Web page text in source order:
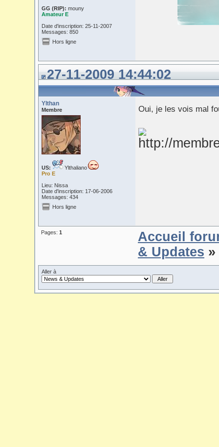
GG (RIP): mouny
Amateur E
Date d'inscription: 25-11-2007
Messages: 850
Hors ligne
27-11-2009 14:44:02
Ylthan
Membre
US:
Ylthaliano
Pro E
Lieu: Nissa
Date d'inscription: 17-06-2006
Messages: 434
Oui, je les vois mal
Hors ligne
Pages: 1
Accueil
& Updates
Aller à